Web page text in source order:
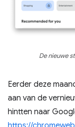
De nieuwe
Eerder deze
aan van de
hintten naar